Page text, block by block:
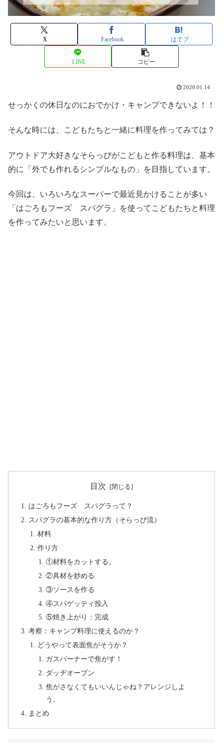
X Facebook はてブ
LINE コピー
2020.01.14
せっかくの休日なのにおでかけ・キャンプできないよ！！
そんな時には、こどもたちと一緒に料理を作ってみては？
アウトドア大好きなそらっぴがこどもと作る料理は、基本
的に「外でも作れるシンプルなもの」を目指しています。
今回は、いろいろなスーパーで最近見かけることが多い
「はごろもフーズ スパグラ」を使ってこどもたちと料理
を作ってみたいと思います。
目次
はごろもフーズ スパグラって？
スパグラの基本的な作り方（そらっぴ流）
材料
作り方
①材料をカットする。
②具材を炒める
③ソースを作る
④スパゲッティ投入
⑤焼き上がり：完成
考察：キャンプ料理に使えるのか？
どうやって表面焦がそうか？
ガスバーナーで焦がす！
ダッヂオーブン
焦がさなくてもいいんじゃね？アレンジしよ
う。
まとめ